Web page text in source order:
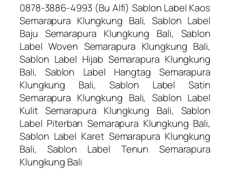
0878-3886-4993 (Bu Alfi) Sablon Label Kaos
Semarapura Klungkung Bali, Sablon Label
Baju Semarapura Klungkung Bali, Sablon
Label Woven Semarapura Klungkung Bali,
Sablon Label Hijab Semarapura Klungkung
Bali, Sablon Label Hangtag Semarapura
Klungkung Bali, Sablon Label Satin
Semarapura Klungkung Bali, Sablon Label
Kulit Semarapura Klungkung Bali, Sablon
Label Piterban Semarapura Klungkung Bali,
Sablon Label Karet Semarapura Klungkung
Bali, Sablon Label Tenun Semarapura
Klungkung Bali